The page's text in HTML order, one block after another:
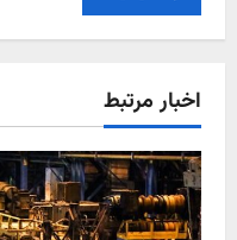
اخبار مرتبط